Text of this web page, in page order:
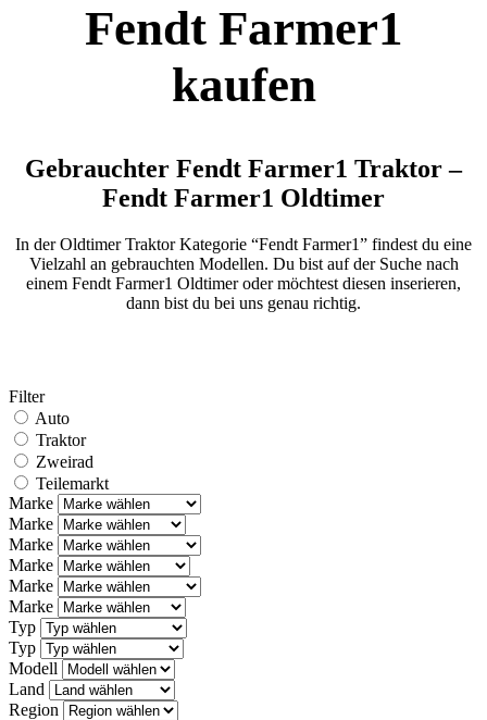
Fendt Farmer1
kaufen
Gebrauchter Fendt Farmer1 Traktor –
Fendt Farmer1 Oldtimer
In der Oldtimer Traktor Kategorie “Fendt Farmer1” findest du eine
Vielzahl an gebrauchten Modellen. Du bist auf der Suche nach
einem Fendt Farmer1 Oldtimer oder möchtest diesen inserieren,
dann bist du bei uns genau richtig.
Filter
Auto
Traktor
Zweirad
Teilemarkt
Marke
Marke
Marke
Marke
Marke
Marke
Typ
Typ
Modell
Land
Region